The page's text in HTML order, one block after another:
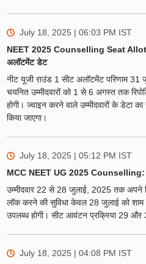
July 18, 2025 | 06:03 PM IST
NEET 2025 Counselling Seat
अलॉटमेंट डेट
नीट यूजी राउंड 1 सीट अलॉटमेंट परिणाम 31
चयनित उम्मीदवारों को 1 से 6 अगस्त तक
होगी। ज्वाइन करने वाले उम्मीदवारों के
किया जाएगा।
July 18, 2025 | 05:12 PM IST
MCC NEET UG 2025 Counselling:
उम्मीदवार 22 से 28 जुलाई, 2025 तक अपने
लॉक करने की सुविधा केवल 28 जुलाई को
उपलब्ध होगी। सीट आवंटन प्रक्रिया 29 और
July 18, 2025 | 04:08 PM IST